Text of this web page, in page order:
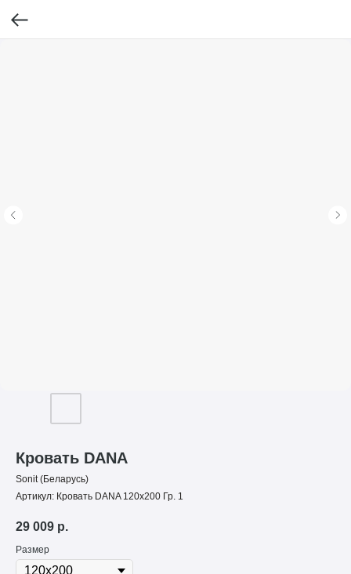
Кровать DANA
Sonit (Беларусь)
Артикул: Кровать DANA 120х200 Гр. 1
29 009 р.
Размер